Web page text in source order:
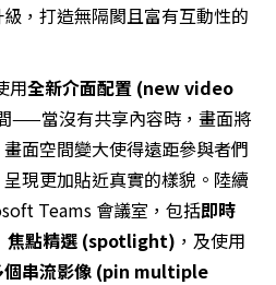
，打造無隔閡且富有互動性的
用全新介面配置 (new video
——當沒有共享內容時，畫面將
面空間變大使得遠距參與者們
現更加貼近真實的樣貌。陸續
Teams 會議室，包括即時
焦點精選(spotlight) ，及使用
串流影像 (pin multiple